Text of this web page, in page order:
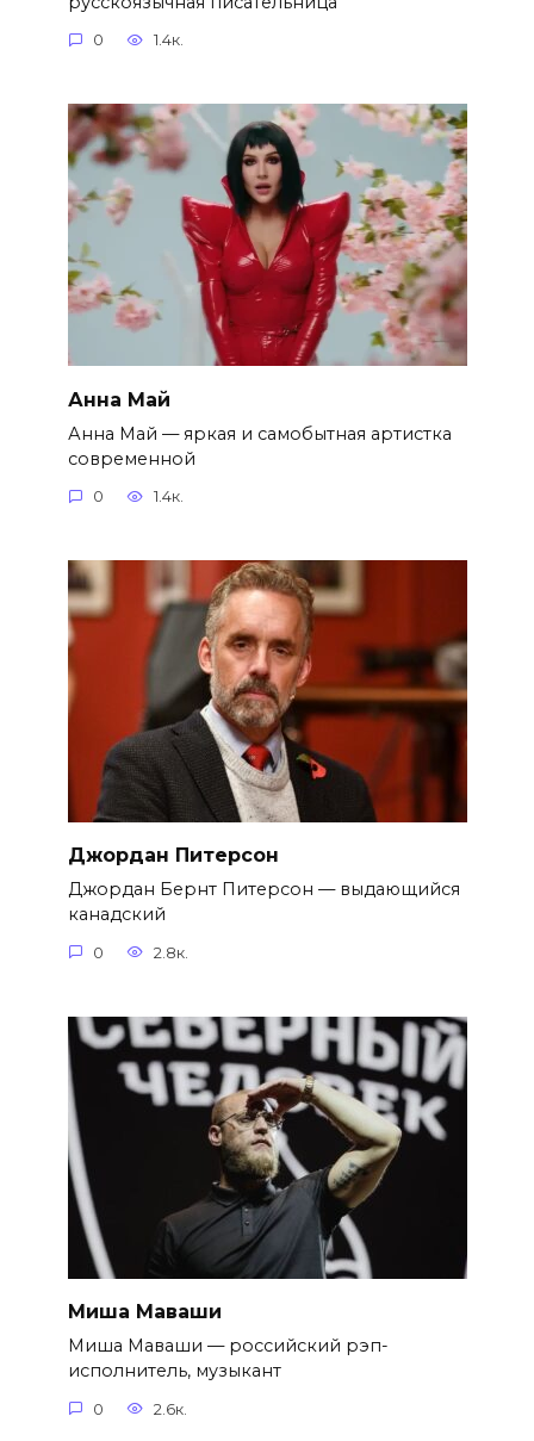
0 1.4к.
Анна Май
Анна Май — яркая и самобытная артистка
современной
0 1.4к.
Джордан Питерсон
Джордан Бернт Питерсон — выдающийся
канадский
0 2.8к.
Миша Маваши
Миша Маваши — российский рэп-
исполнитель, музыкант
0 2.6к.